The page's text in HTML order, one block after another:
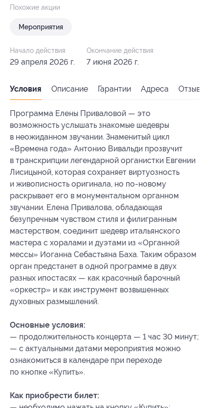
Похожие акции
Мероприятия
Начало действия
29 апреля 2026 г.
Окончание действия
7 июня 2026 г.
Условия Описание Гарантии Адреса Отзывы
Программа Елены Приваловой — это
возможность услышать знакомые шедевры
в неожиданном звучании. Знаменитый цикл
«Времена года» Антонио Вивальди прозвучит
в транскрипции легендарной органистки Евгении
Лисицыной, которая сохраняет виртуозность
и живописность оригинала, но по-новому
раскрывает его в монументальном органном
звучании. Елена Привалова, обладающая
безупречным чувством стиля и филигранным
мастерством, соединит шедевр итальянского
мастера с хоралами и дуэтами из «Органной
мессы» Иоганна Себастьяна Баха. Таким образом
орган предстанет в одной программе в двух
разных ипостасях — как красочный барочный
«оркестр» и как инструмент возвышенных
духовных размышлений.
Основные условия:
— продолжительность концерта — 1 час 30 минут;
— с актуальными датами мероприятия можно
ознакомиться в календаре при переходе
по кнопке «Купить».
Как приобрести билет: